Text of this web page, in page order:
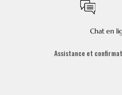
Chat en
Assistance et